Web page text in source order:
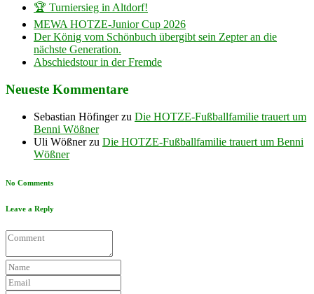
🏆 Turniersieg in Altdorf!
MEWA HOTZE-Junior Cup 2026
Der König vom Schönbuch übergibt sein Zepter an die
nächste Generation.
Abschiedstour in der Fremde
Neueste Kommentare
Sebastian Höfingerzu Die HOTZE-Fußballfamilie trauert um
Benni Wößner
Uli Wößnerzu Die HOTZE-Fußballfamilie trauert um Benni
Wößner
No Comments
Leave a Reply